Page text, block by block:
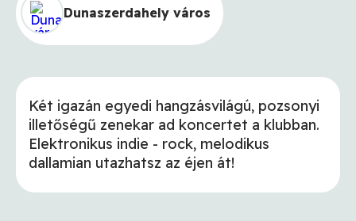
Dunaszerdahely város
Két igazán egyedi hangzásvilágú, pozsonyi
illetőségű zenekar ad koncertet a klubban.
Elektronikus indie - rock, melodikus
dallamian utazhatsz az éjen át!